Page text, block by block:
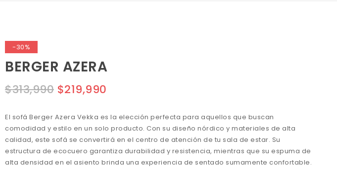
-30%
BERGER AZERA
$313,990 $219,990
El sofá Berger Azera Vekka es la elección perfecta para aquellos que buscan
comodidad y estilo en un solo producto. Con su diseño nórdico y materiales de alta
calidad, este sofá se convertirá en el centro de atención de tu sala de estar. Su
estructura de ecocuero garantiza durabilidad y resistencia, mientras que su espuma de
alta densidad en el asiento brinda una experiencia de sentado sumamente confortable.